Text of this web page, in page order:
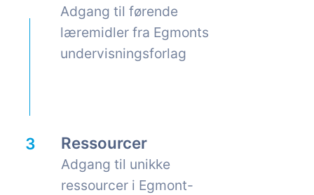
Adgang til førende
læremidler fra Egmonts
undervisningsforlag
Ressourcer
Adgang til unikke
ressourcer i Egmont-